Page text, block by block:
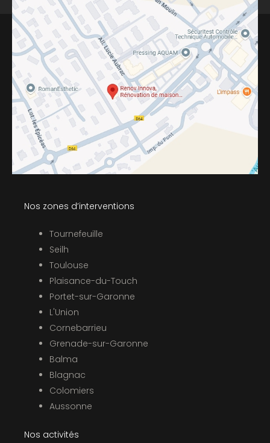
Nos zones d’interventions
Tournefeuille
Seilh
Toulouse
Plaisance-du-Touch
Portet-sur-Garonne
L'Union
Cornebarrieu
Grenade-sur-Garonne
Balma
Blagnac
Colomiers
Aussonne
Nos activités